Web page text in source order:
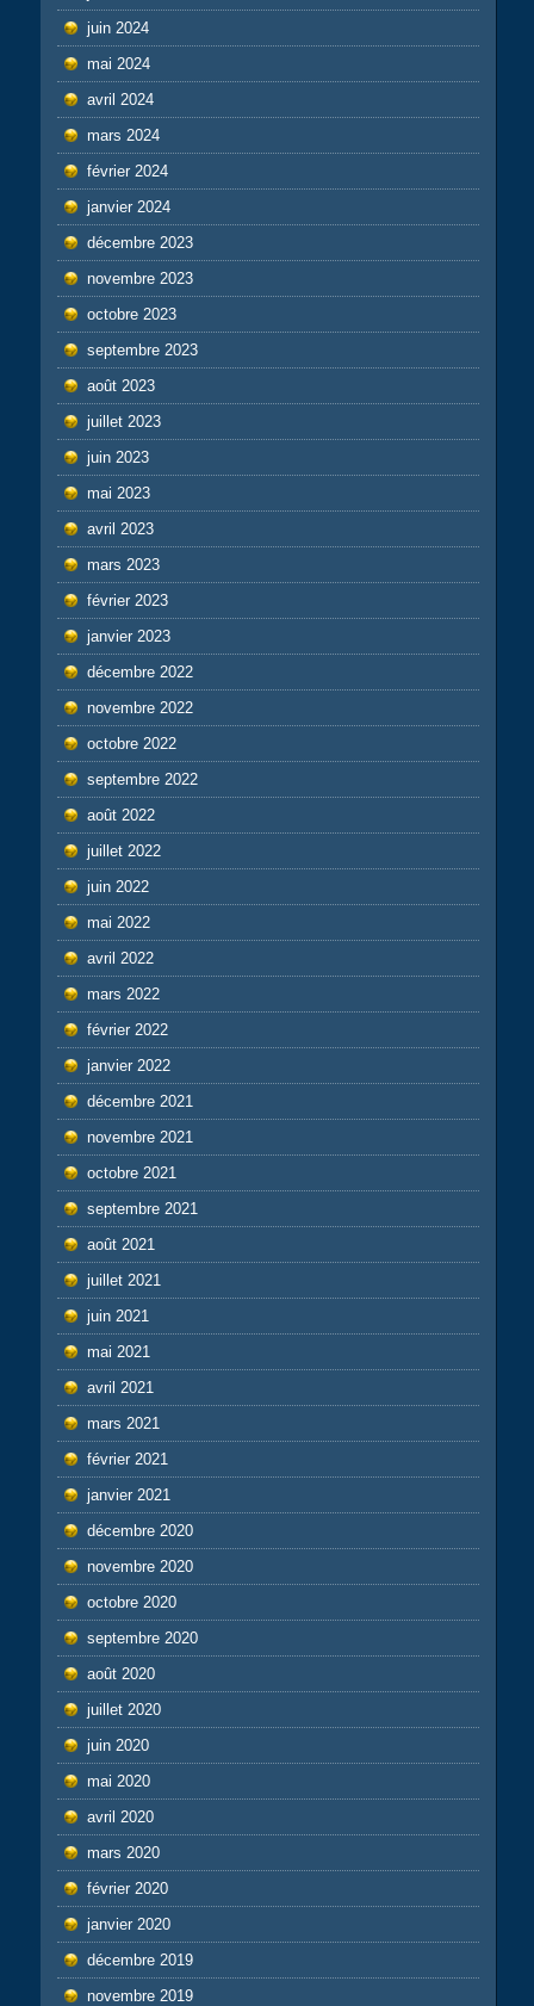
juin 2024
mai 2024
avril 2024
mars 2024
février 2024
janvier 2024
décembre 2023
novembre 2023
octobre 2023
septembre 2023
août 2023
juillet 2023
juin 2023
mai 2023
avril 2023
mars 2023
février 2023
janvier 2023
décembre 2022
novembre 2022
octobre 2022
septembre 2022
août 2022
juillet 2022
juin 2022
mai 2022
avril 2022
mars 2022
février 2022
janvier 2022
décembre 2021
novembre 2021
octobre 2021
septembre 2021
août 2021
juillet 2021
juin 2021
mai 2021
avril 2021
mars 2021
février 2021
janvier 2021
décembre 2020
novembre 2020
octobre 2020
septembre 2020
août 2020
juillet 2020
juin 2020
mai 2020
avril 2020
mars 2020
février 2020
janvier 2020
décembre 2019
novembre 2019